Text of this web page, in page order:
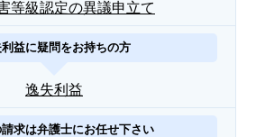
等級認定の異議申立て
益に疑問をお持ちの方
逸失利益
求は弁護士にお任せ下さい